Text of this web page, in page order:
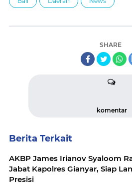
SHARE
komentar
Berita Terkait
AKBP James Irianov Syaloom
Jabat Kapolres Gianyar, Siap
Presisi